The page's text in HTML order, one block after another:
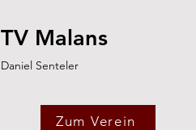
TV Malans
Daniel Senteler
Zum Verein